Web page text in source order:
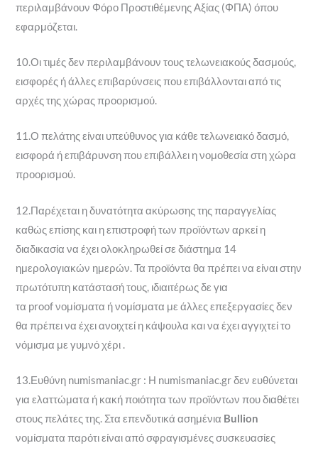
περιλαμβάνουν Φόρο Προστιθέμενης Αξίας (ΦΠΑ) όπου
εφαρμόζεται.
10.Οι τιμές δεν περιλαμβάνουν τους τελωνειακούς δασμούς,
εισφορές ή άλλες επιβαρύνσεις που επιβάλλονται από τις
αρχές της χώρας προορισμού.
11.Ο πελάτης είναι υπεύθυνος για κάθε τελωνειακό δασμό,
εισφορά ή επιβάρυνση που επιβάλλει η νομοθεσία στη χώρα
προορισμού.
12.Παρέχεται η δυνατότητα ακύρωσης της παραγγελίας
καθώς επίσης και η επιστροφή των προϊόντων αρκεί η
διαδικασία να έχει ολοκληρωθεί σε διάστημα 14
ημερολογιακών ημερών. Τα προϊόντα θα πρέπει να είναι στην
πρωτότυπη κατάστασή τους, ιδιαιτέρως δε για
τα proof νομίσματα ή νομίσματα με άλλες επεξεργασίες δεν
θα πρέπει να έχει ανοιχτεί η κάψουλα και να έχει αγγιχτεί το
νόμισμα με γυμνό χέρι .
13.Ευθύνη numismaniac.gr : Η numismaniac.gr δεν ευθύνεται
για ελαττώματα ή κακή ποιότητα των προϊόντων που διαθέτει
στους πελάτες της. Στα επενδυτικά ασημένια Bullion
νομίσματα παρότι είναι από σφραγισμένες συσκευασίες